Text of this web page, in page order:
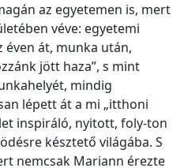
az egyetemen is, mert
véve: egyetemi
át, munka után,
jött haza”, s mint
mindig
lépett át a mi „itthoni
inspiráló, nyitott, foly-ton
késztető világába. S
nemcsak Mariann érezte